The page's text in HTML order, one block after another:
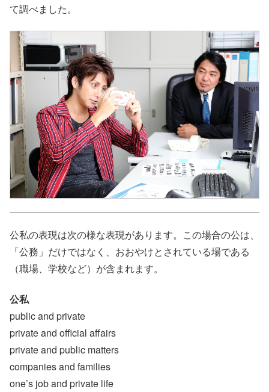
て調べました。
公私の表現は次の様な表現があります。この場合の公は、
「公務」だけではなく、おおやけとされている場である
（職場、学校など）が含まれます。
公私
public and private
private and official affairs
private and public matters
companies and families
one’s job and private life